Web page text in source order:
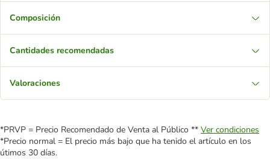
Composición
Cantidades recomendadas
Valoraciones
*PRVP = Precio Recomendado de Venta al Público ** Ver condiciones
*Precio normal = El precio más bajo que ha tenido el artículo en los
útimos 30 días.